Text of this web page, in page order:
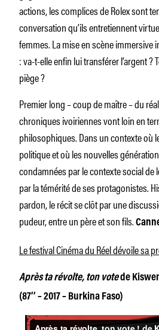
actions, les complices de Rolex sont
conversation qu’ils entretiennent
femmes. La mise en scène
: va-t-elle enfin lui transférer l’argent ?
piège ?
Premier long – coup de maître – du
chroniques ivoiriennes vont loin en
philosophiques. Dans un contexte où
politique et où les nouvelles
condamnées par le contexte social de
par la témérité de ses protagonistes.
pardon, le récit se clôt par une
pudeur, entre un père et son fils.
Le festival Cinéma du Réel dévoile sa
Après ta révolte, ton votede
(87’’ – 2017 – Burkina Faso)